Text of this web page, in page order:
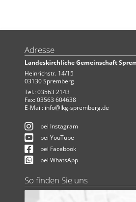
Adresse
Landeskirchliche Gemeinschaft
Heinrichstr. 14/15
03130 Spremberg
Tel.: 03563 2143
Fax: 03563 604638
E-Mail: info@lkg-spremberg.de
bei Instagram
bei YouTube
bei Facebook
bei WhatsApp
So finden Sie uns